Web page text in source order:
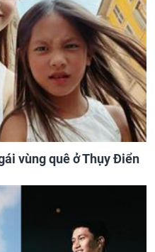
vùng quê ở Thụy Điển